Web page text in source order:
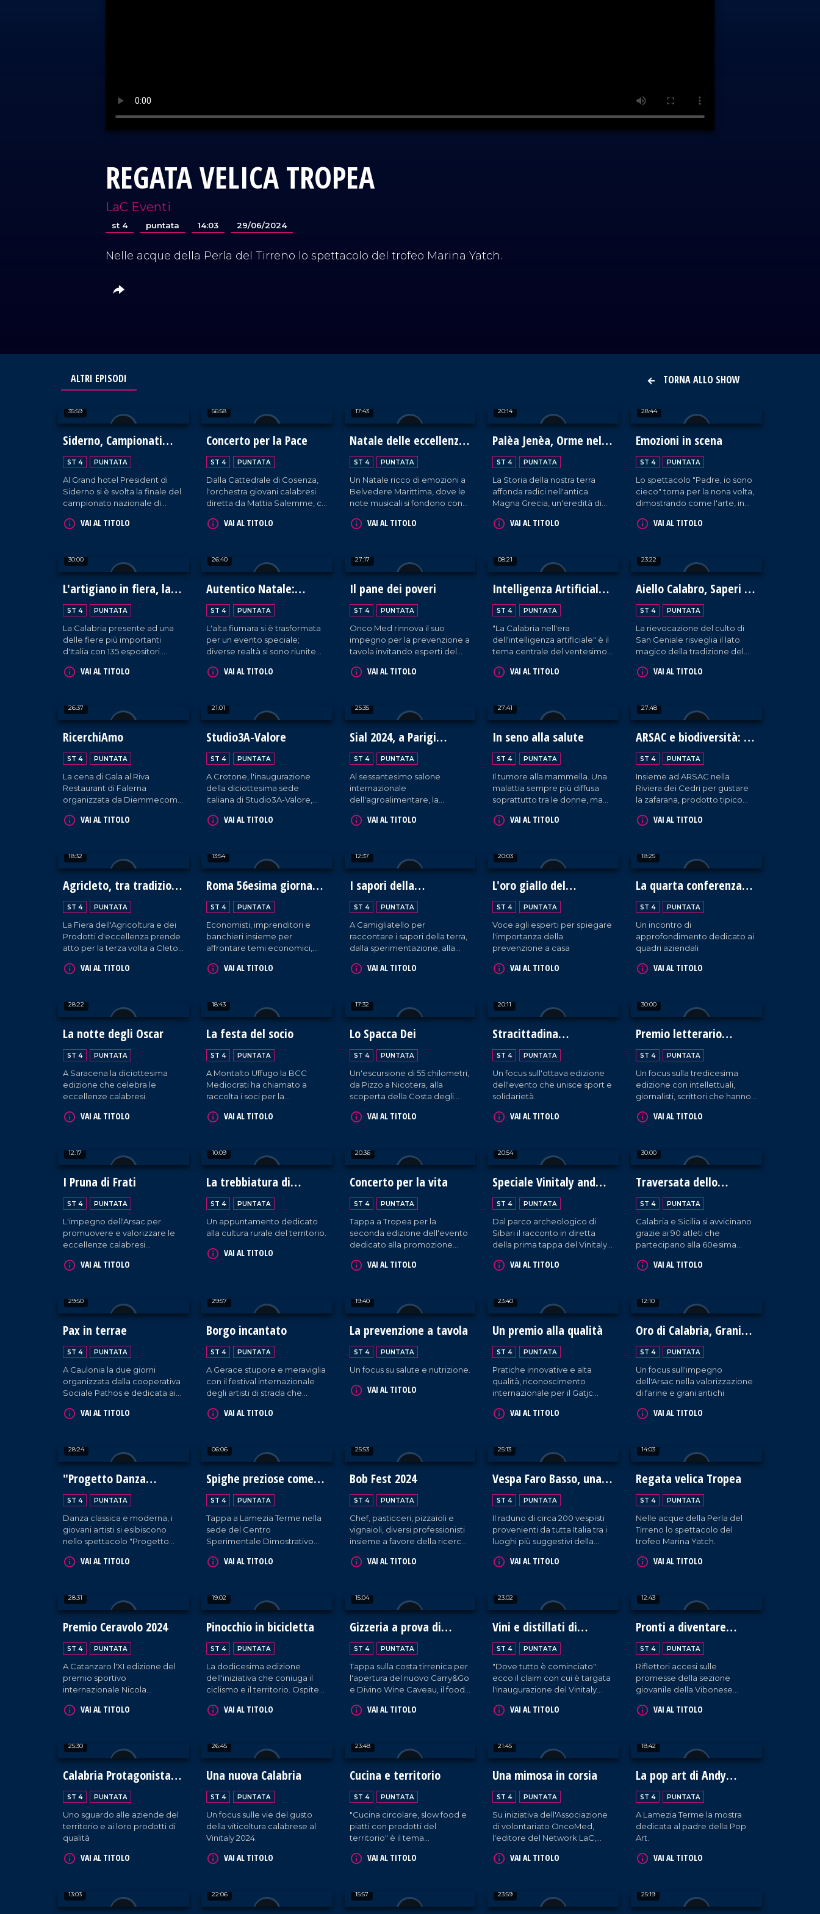
REGATA VELICA TROPEA
LaC Eventi
st 4 puntata 14:03 29/06/2024
Nelle acque della Perla del Tirreno lo spettacolo del trofeo Marina Yatch.
TORNA ALLO SHOW
ALTRI EPISODI
35:59
Siderno, Campionati
Italiani di Cucina 2024
ST 4 PUNTATA
Al Grand hotel President di
Siderno si è svolta la finale del
campionato nazionale di
hanno gareggiato creando
unico, ricco di emozioni e
sapori.
VAI AL TITOLO
56:58
Concerto per la Pace
ST 4 PUNTATA
Dalla Cattedrale di Cosenza,
l'orchestra giovani calabresi
diretta da Mattia Salemme, ci
unione e bellezza che celebra
VAI AL TITOLO
17:43
Natale delle eccellenze
calabresi a Belvedere
Marittimo
ST 4 PUNTATA
Un Natale ricco di emozioni a
Belvedere Marittima, dove le
note musicali si fondono con
autentiche. Un'occasione per
territorio.
VAI AL TITOLO
20:14
Palèa Jenèa, Orme nella
Storia della Calabria
Greca
ST 4 PUNTATA
La Storia della nostra terra
affonda radici nell'antica
Magna Grecia, un'eredità di
oggi ci definisce. Il progetto
coinvolgendo tutte le scuole
di Reggio Calabria.
VAI AL TITOLO
28:44
Emozioni in scena
ST 4 PUNTATA
Lo spettacolo "Padre, io sono
cieco" torna per la nona volta,
dimostrando come l'arte, in
linguaggio universale di libertà
VAI AL TITOLO
30:00
L'artigiano in fiera, la
Calabria protagonista a
Milano
ST 4 PUNTATA
La Calabria presente ad una
delle fiere più importanti
d'Italia con 135 espositori.
accompagna alla scoperta
primario e secondario del
territorio, tra gli ospiti due
eccellenze Antonio Giulio
Grande e Fortunato Amarelli.
Un incontro importante tra
passato e futuro che ha uno
sguardo rivolto verso il
progresso.
VAI AL TITOLO
26:40
Autentico Natale:
Ambasciatori
dell'Autismo
ST 4 PUNTATA
L'alta fiumara si è trasformata
per un evento speciale;
diverse realtà si sono riunite
ambasciatrici dell'autismo. Si
voce ad ogni bisbiglio.
VAI AL TITOLO
27:17
Il pane dei poveri
ST 4 PUNTATA
Onco Med rinnova il suo
impegno per la prevenzione a
tavola invitando esperti del
le modalità di assunzione del
VAI AL TITOLO
08:21
Intelligenza Artificiale
in Calabria
ST 4 PUNTATA
"La Calabria nell'era
dell'intelligenza artificiale" è il
tema centrale del ventesimo
Mediocrati, con interventi da
svantaggi delle nuove
tecnologie.
VAI AL TITOLO
23:22
Aiello Calabro, Saperi e
Sapori d'Autunno 2024:
un viaggio tra storia,
tradizioni e fede
ST 4 PUNTATA
La rievocazione del culto di
San Geniale risveglia il lato
magico della tradizione del
quarta edizione dell'evento
VAI AL TITOLO
26:37
RicerchiAmo
ST 4 PUNTATA
La cena di Gala al Riva
Restaurant di Falerna
organizzata da Diemmecom
mauriziana per raccogliere
dell'UMG.
VAI AL TITOLO
21:01
Studio3A-Valore
ST 4 PUNTATA
A Crotone, l'inaugurazione
della diciottesima sede
italiana di Studio3A-Valore,
cittadini quando si tratta di
VAI AL TITOLO
25:35
Sial 2024, a Parigi
sfilano le eccellenze
gastronomiche della
Calabria
ST 4 PUNTATA
Al sessantesimo salone
internazionale
dell'agroalimentare, la
patria di bontà culinarie da
VAI AL TITOLO
27:41
In seno alla salute
ST 4 PUNTATA
Il tumore alla mammella. Una
malattia sempre più diffusa
soprattutto tra le donne, ma
uomini.VAI AL TITOLO
27:48
ARSAC e biodiversità: la
zafarana di Tortora
ST 4 PUNTATA
Insieme ad ARSAC nella
Riviera dei Cedri per gustare
la zafarana, prodotto tipico
della biodiversità in Calabria.
VAI AL TITOLO
18:32
Agricleto, tra tradizione
e innovazione
ST 4 PUNTATA
La Fiera dell'Agricoltura e dei
Prodotti d'eccellenza prende
atto per la terza volta a Cleto,
tradizionale e innovativo.
VAI AL TITOLO
13:54
Roma 56esima giornata
del credito
ST 4 PUNTATA
Economisti, imprenditori e
banchieri insieme per
affrontare temi economici,
VAI AL TITOLO
12:37
I sapori della
Biodiversità
ST 4 PUNTATA
A Camigliatello per
raccontare i sapori della terra,
dalla sperimentazione, alla
VAI AL TITOLO
20:03
L'oro giallo del
Mediterraneo
ST 4 PUNTATA
Voce agli esperti per spiegare
l'importanza della
prevenzione a casa
VAI AL TITOLO
18:25
La quarta conferenza
della BCC Mediocrati
ST 4 PUNTATA
Un incontro di
approfondimento dedicato ai
quadri aziendali
VAI AL TITOLO
28:22
La notte degli Oscar
ST 4 PUNTATA
A Saracena la diciottesima
edizione che celebra le
eccellenze calabresi.
VAI AL TITOLO
18:43
La festa del socio
ST 4 PUNTATA
A Montalto Uffugo la BCC
Mediocrati ha chiamato a
raccolta i soci per la
compagine sociale.
VAI AL TITOLO
17:32
Lo Spacca Dei
ST 4 PUNTATA
Un'escursione di 55 chilometri,
da Pizzo a Nicotera, alla
scoperta della Costa degli
VAI AL TITOLO
20:11
Stracittadina
Filadelfiese 2024
ST 4 PUNTATA
Un focus sull'ottava edizione
dell'evento che unisce sport e
solidarietà.
VAI AL TITOLO
30:00
Premio letterario
Caccuri
ST 4 PUNTATA
Un focus sulla tredicesima
edizione con intellettuali,
giornalisti, scrittori che hanno
nella Presila crotonese.
VAI AL TITOLO
12:17
I Pruna di Frati
ST 4 PUNTATA
L'impegno dell'Arsac per
promuovere e valorizzare le
eccellenze calabresi
territoriale. Tra i prodotti
Minulio.
VAI AL TITOLO
10:09
La trebbiatura di
Maierato
ST 4 PUNTATA
Un appuntamento dedicato
alla cultura rurale del territorio.
VAI AL TITOLO
20:36
Concerto per la vita
ST 4 PUNTATA
Tappa a Tropea per la
seconda edizione dell'evento
dedicato alla promozione
VAI AL TITOLO
20:54
Speciale Vinitaly and
the City
ST 4 PUNTATA
Dal parco archeologico di
Sibari il racconto in diretta
della prima tappa del Vinitaly
VAI AL TITOLO
30:00
Traversata dello
Stretto
ST 4 PUNTATA
Calabria e Sicilia si avvicinano
grazie ai 90 atleti che
partecipano alla 60esima
Stretto, la storica gara di
VAI AL TITOLO
29:50
Pax in terrae
ST 4 PUNTATA
A Caulonia la due giorni
organizzata dalla cooperativa
Sociale Pathos e dedicata ai
dell'accoglienza.
VAI AL TITOLO
29:57
Borgo incantato
ST 4 PUNTATA
A Gerace stupore e meraviglia
con il festival internazionale
degli artisti di strada che
VAI AL TITOLO
19:40
La prevenzione a tavola
ST 4 PUNTATA
Un focus su salute e nutrizione.
VAI AL TITOLO
23:40
Un premio alla qualità
ST 4 PUNTATA
Pratiche innovative e alta
qualità, riconoscimento
internazionale per il Gatjc
VAI AL TITOLO
12:10
Oro di Calabria, Grani
Antichi e Biodiversità
ST 4 PUNTATA
Un focus sull'impegno
dell'Arsac nella valorizzazione
di farine e grani antichi
VAI AL TITOLO
28:24
"Progetto Danza
Calabria"
ST 4 PUNTATA
Danza classica e moderna, i
giovani artisti si esibiscono
nello spettacolo "Progetto
marina.VAI AL TITOLO
06:06
Spighe preziose come
l'oro
ST 4 PUNTATA
Tappa a Lamezia Terme nella
sede del Centro
Sperimentale Dimostrativo
seminario divulgativo sui grani
VAI AL TITOLO
25:53
Bob Fest 2024
ST 4 PUNTATA
Chef, pasticceri, pizzaioli e
vignaioli, diversi professionisti
insieme a favore della ricerca
Scolacium di Roccelletta di
VAI AL TITOLO
25:13
Vespa Faro Basso, una
dea sulla Costa degli
Dei
ST 4 PUNTATA
Il raduno di circa 200 vespisti
provenienti da tutta Italia tra i
luoghi più suggestivi della
VAI AL TITOLO
14:03
Regata velica Tropea
ST 4 PUNTATA
Nelle acque della Perla del
Tirreno lo spettacolo del
trofeo Marina Yatch.
VAI AL TITOLO
28:31
Premio Ceravolo 2024
ST 4 PUNTATA
A Catanzaro l'XI edizione del
premio sportivo
internazionale Nicola
Roberto De Zerbi.
VAI AL TITOLO
19:02
Pinocchio in bicicletta
ST 4 PUNTATA
La dodicesima edizione
dell'iniziativa che coniuga il
ciclismo e il territorio. Ospite
Moser.VAI AL TITOLO
15:04
Gizzeria a prova di
imprenditoria
ST 4 PUNTATA
Tappa sulla costa tirrenica per
l'apertura del nuovo Carry&Go
e Divino Wine Caveau, il food
Commerciale al servizio del
VAI AL TITOLO
23:02
Vini e distillati di
Calabria al Vinitaly 2024
ST 4 PUNTATA
"Dove tutto è cominciato":
ecco il claim con cui è targata
l'inaugurazione del Vinitaly
dal design accattivante, i
la Calabria - raccontano la
propria azienda. Un'ottima
vetrina per esportare la
vitivinicultura non solo fuori
dalla regione, ma anche
dall'Italia.
VAI AL TITOLO
12:43
Pronti a diventare
grandi
ST 4 PUNTATA
Riflettori accesi sulle
promesse della sezione
giovanile della Vibonese
VAI AL TITOLO
25:30
Calabria Protagonista al
Vinitaly
ST 4 PUNTATA
Uno sguardo alle aziende del
territorio e ai loro prodotti di
qualità
VAI AL TITOLO
26:45
Una nuova Calabria
ST 4 PUNTATA
Un focus sulle vie del gusto
della viticoltura calabrese al
Vinitaly 2024.
VAI AL TITOLO
23:48
Cucina e territorio
ST 4 PUNTATA
"Cucina circolare, slow food e
piatti con prodotti del
territorio" è il tema
nell'ambito del Serre in
VAI AL TITOLO
21:45
Una mimosa in corsia
ST 4 PUNTATA
Su iniziativa dell'Associazione
di volontariato OncoMed,
l'editore del Network LaC,
pazienti dell'ospedale
infermieristico.
VAI AL TITOLO
18:42
La pop art di Andy
Warhol a Palazzo Greco-
Stella
ST 4 PUNTATA
A Lamezia Terme la mostra
dedicata al padre della Pop
Art.
VAI AL TITOLO
13:03 22:06 15:57 23:59 25:19